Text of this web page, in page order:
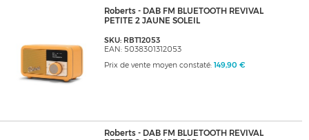
Roberts - DAB FM BLUETOOTH REVIVAL
PETITE 2 JAUNE SOLEIL
SKU: RBT12053
EAN: 5038301312053
Prix de vente moyen constaté: 149,90 €
Roberts - DAB FM BLUETOOTH REVIVAL